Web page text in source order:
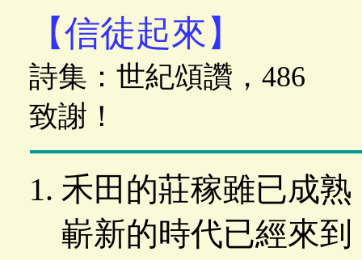
【信徒起來】
詩集：世紀頌讚，
致謝！
禾田的莊稼雖已成
嶄新的時代已經來